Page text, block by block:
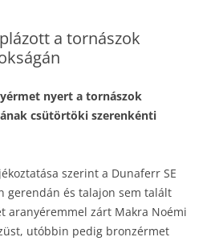
a tornászok
nyert a tornászok
csütörtöki szerenkénti
szerint a Dunaferr SE
gerendán és talajon sem talált
aranyéremmel zárt Makra Noémi
utóbbin pedig bronzérmet